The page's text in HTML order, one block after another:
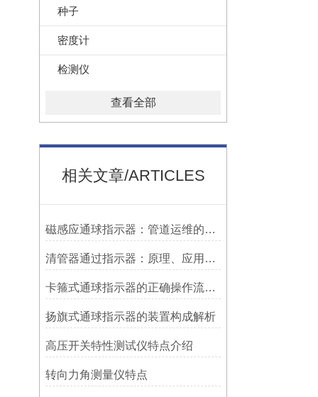
种子
密度计
检测仪
查看全部
相关文章/ARTICLES
磁感应通球指示器：管道运维的隐形守护者
清管器通过指示器：原理、应用与维护
卡箍式通球指示器的正确操作流程介绍
扬旗式通球指示器的装置构成解析
高压开关特性测试仪特点介绍
转向力角测量仪特点